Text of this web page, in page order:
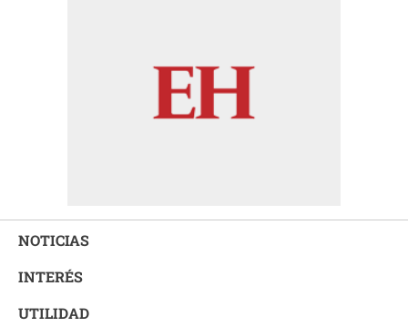
NOTICIAS
INTERÉS
UTILIDAD